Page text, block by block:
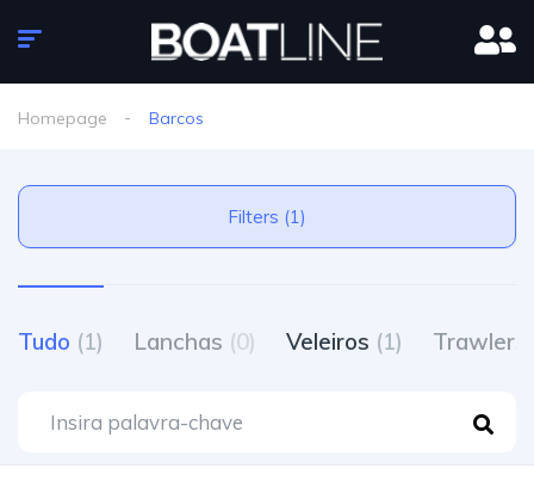
Homepage Barcos
Filters (1)
Tudo (1) Lanchas (0) Veleiros (1) Trawlers